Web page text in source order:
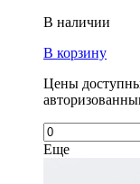
В наличии
В корзину
Цены
Еще